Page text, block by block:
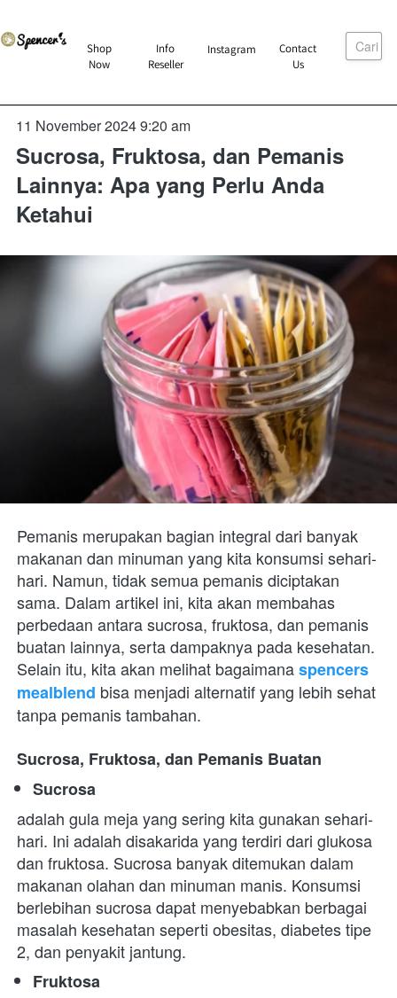
`
Shop
Now
` Info
Reseller
`Instagram `
Contact
Us
Cari
11 November 2024 9:20 am
Sucrosa, Fruktosa, dan Pemanis
Lainnya: Apa yang Perlu Anda
Ketahui
Pemanis merupakan bagian integral dari banyak
makanan dan minuman yang kita konsumsi sehari-
hari. Namun, tidak semua pemanis diciptakan
sama. Dalam artikel ini, kita akan membahas
perbedaan antara sucrosa, fruktosa, dan pemanis
buatan lainnya, serta dampaknya pada kesehatan.
Selain itu, kita akan melihat bagaimana spencers
mealblend bisa menjadi alternatif yang lebih sehat
tanpa pemanis tambahan.
Sucrosa, Fruktosa, dan Pemanis Buatan
Sucrosa
adalah gula meja yang sering kita gunakan sehari-
hari. Ini adalah disakarida yang terdiri dari glukosa
dan fruktosa. Sucrosa banyak ditemukan dalam
makanan olahan dan minuman manis. Konsumsi
berlebihan sucrosa dapat menyebabkan berbagai
masalah kesehatan seperti obesitas, diabetes tipe
2, dan penyakit jantung.
Fruktosa